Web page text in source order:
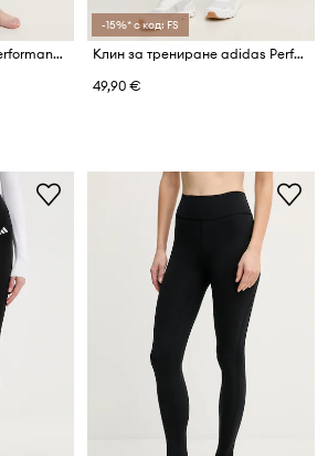
Клин за йога adidas Performance All Me
-15%* с код: FS
Клин за трениране adidas Performance
49,90 €